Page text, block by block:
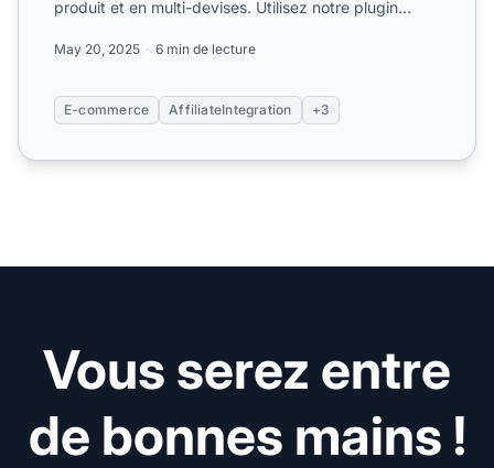
produit et en multi-devises. Utilisez notre plugin
May 20, 2025 6 min de lecture
E-commerce AffiliateIntegration +3
Vous serez entre
de bonnes mains !